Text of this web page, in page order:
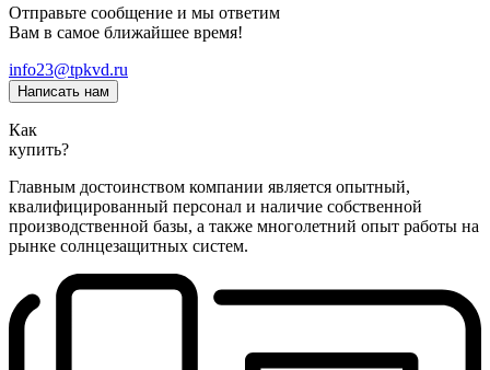
Отправьте сообщение и мы ответим
Вам в самое ближайшее время!
info23@tpkvd.ru
Написать нам
Как
купить?
Главным достоинством компании является опытный,
квалифицированный персонал и наличие собственной
производственной базы, а также многолетний опыт работы на
рынке солнцезащитных систем.